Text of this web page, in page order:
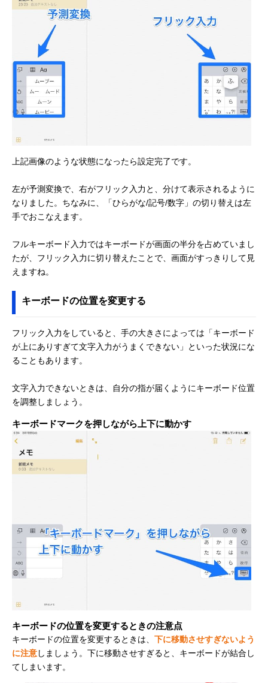
上記画像のような状態になったら設定完了です。
左が予測変換で、右がフリック入力と、分けて表示されるように
なりました。ちなみに、「ひらがな/記号/数字」の切り替えは左
手でおこなえます。
フルキーボード入力ではキーボードが画面の半分を占めていまし
たが、フリック入力に切り替えたことで、画面がすっきりして見
えますね。
キーボードの位置を変更する
フリック入力をしていると、手の大きさによっては「キーボード
が上にありすぎて文字入力がうまくできない」といった状況にな
ることもあります。
文字入力できないときは、自分の指が届くようにキーボード位置
を調整しましょう。
キーボードマークを押しながら上下に動かす
キーボードの位置を変更するときの注意点
キーボードの位置を変更するときは、 下に移動させすぎないよう
に注意しましょう。下に移動させすぎると、キーボードが結合し
てしまいます。